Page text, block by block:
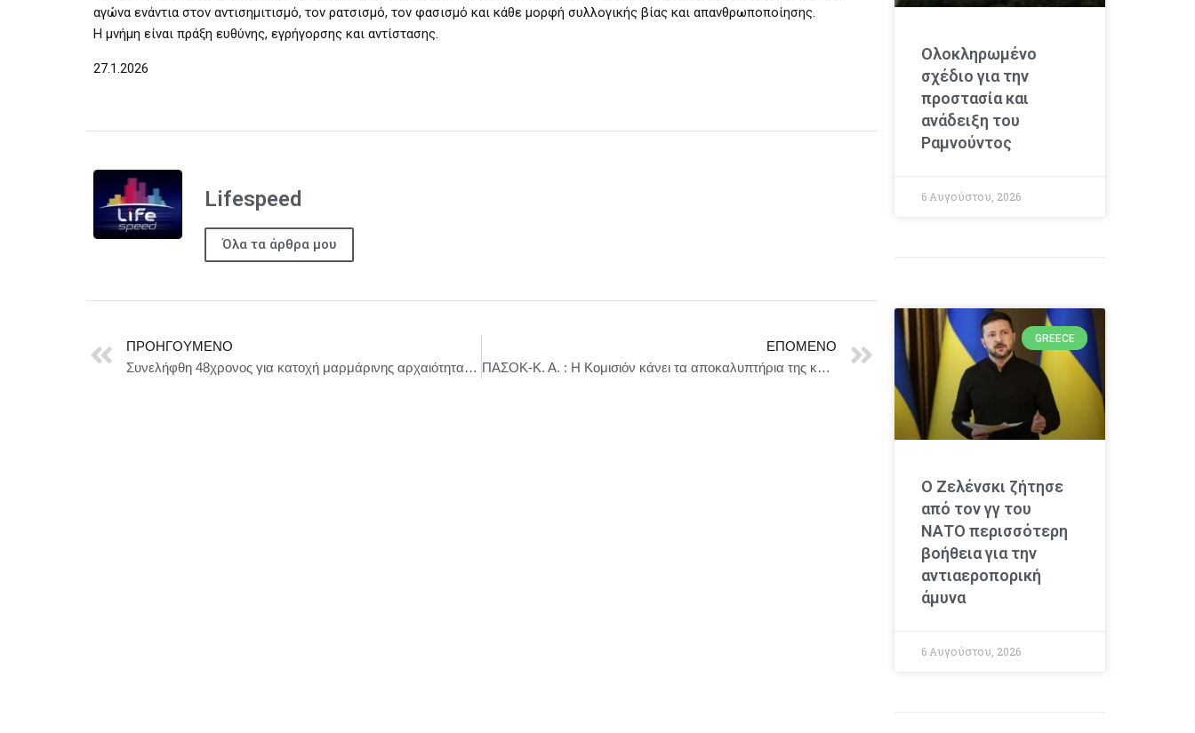
αγώνα ενάντια στον αντισημιτισμό, τον ρατσισμό, τον φασισμό και κάθε μορφή συλλογικής βίας και απανθρωποποίησης.
Η μνήμη είναι πράξη ευθύνης, εγρήγορσης και αντίστασης.
27.1.2026
Lifespeed
Όλα τα άρθρα μου
ΠΡΟΗΓΟΎΜΕΝΟ
Συνελήφθη 48χρονος για κατοχή μαρμάρινης αρχαιότητας του 4ου π.Χ. αιώνα, στον Πειραιά
ΕΠΌΜΕΝΟ
ΠΑΣΟΚ-Κ. Α. : Η Κομισιόν κάνει τα αποκαλυπτήρια της κυβερνητικής αναποτελεσματικότητας και των κυβερνητικών ψευδών στη διαχείριση της ευλογιάς
Ολοκληρωμένο
σχέδιο για την
προστασία και
ανάδειξη του
Ραμνούντος
6 Αυγούστου, 2026
GREECE
Ο Ζελένσκι ζήτησε
από τον γγ του
ΝΑΤΟ περισσότερη
βοήθεια για την
αντιαεροπορική
άμυνα
6 Αυγούστου, 2026